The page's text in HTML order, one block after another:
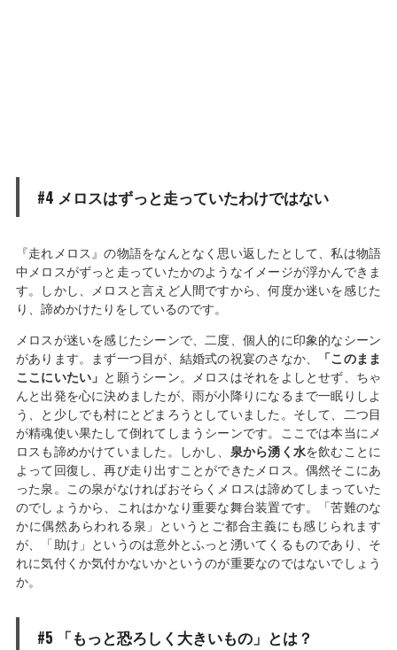
#4 メロスはずっと走っていたわけではない
『走れメロス』の物語をなんとなく思い返したとして、私は物語
中メロスがずっと走っていたかのようなイメージが浮かんできま
す。しかし、メロスと言えど人間ですから、何度か迷いを感じた
り、諦めかけたりをしているのです。
メロスが迷いを感じたシーンで、二度、個人的に印象的なシーン
があります。まず一つ目が、結婚式の祝宴のさなか、
「このまま
ここにいたい」 と願うシーン。メロスはそれをよしとせず、ちゃ
んと出発を心に決めましたが、雨が小降りになるまで一眠りしよ
う、と少しでも村にとどまろうとしていました。そして、二つ目
が精魂使い果たして倒れてしまうシーンです。ここでは本当にメ
ロスも諦めかけていました。しかし、 泉から湧く水を飲むことに
よって回復し、再び走り出すことができたメロス。偶然そこにあ
った泉。この泉がなければおそらくメロスは諦めてしまっていた
のでしょうから、これはかなり重要な舞台装置です。「苦難のな
かに偶然あらわれる泉」というとご都合主義にも感じられます
が、「助け」というのは意外とふっと湧いてくるものであり、そ
れに気付くか気付かないかというのが重要なのではないでしょう
か。
#5 「もっと恐ろしく大きいもの」とは？